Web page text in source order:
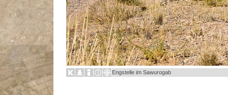
Engstelle im Sawurogab